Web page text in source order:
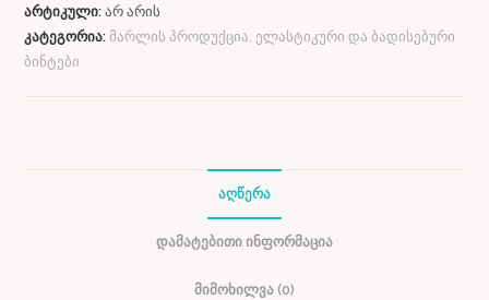
არტიკული:არ არის
კატეგორია:მარლის პროდუქცია, ელასტიკური და ბადისებური
ბინტები
ᲐᲦᲬᲔᲠᲐ
ᲓᲐᲛᲐᲢᲔᲑᲘᲗᲘ ᲘᲜᲤᲝᲠᲛᲐᲪᲘᲐ
ᲛᲘᲛᲝᲮᲘᲚᲕᲐ (0)